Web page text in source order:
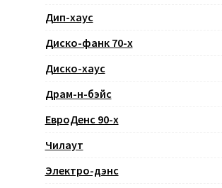
Дип-хаус
Диско-фанк 70-х
Диско-хаус
Драм-н-бэйс
ЕвроДенс 90-х
Чилаут
Электро-дэнс